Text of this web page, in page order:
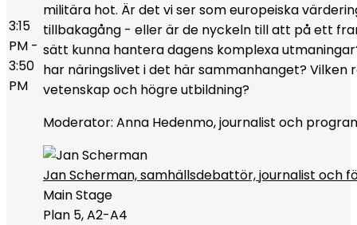
3:15
PM -
3:50
PM
militära hot. Är det vi ser som europeiska
tillbakagång - eller är de nyckeln till att på ett
sätt kunna hantera dagens komplexa
har näringslivet i det här sammanhanget? Vilken
vetenskap och högre utbildning?
Moderator: Anna Hedenmo, journalist och
Jan Scherman, samhällsdebattör, journalist och
Main Stage
Plan 5, A2-A4